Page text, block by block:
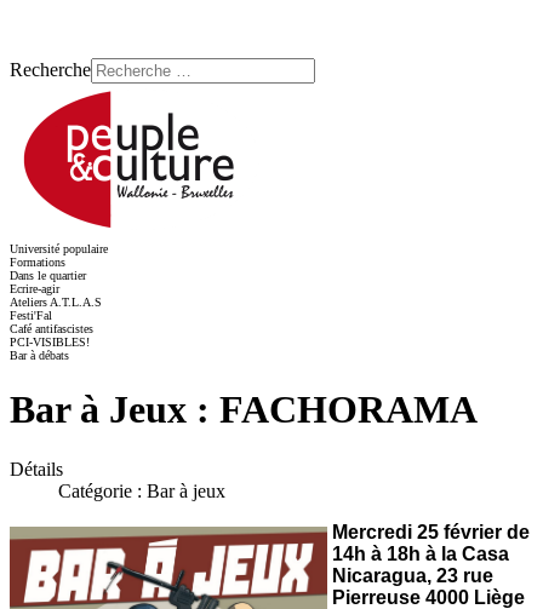
Recherche
Université populaire
Formations
Dans le quartier
Ecrire-agir
Ateliers A.T.L.A.S
Festi'Fal
Café antifascistes
PCI-VISIBLES!
Bar à débats
Bar à Jeux : FACHORAMA
Détails
Catégorie : Bar à jeux
Mercredi 25 février de
14h à 18h à la Casa
Nicaragua, 23 rue
Pierreuse 4000 Liège